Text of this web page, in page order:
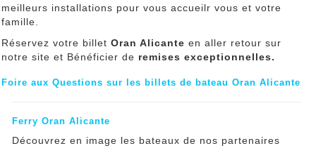
meilleurs installations pour vous accueilr vous et votre
famille.
Réservez votre billet Oran Alicante en aller retour sur
notre site et Bénéficier de remises exceptionnelles.
Foire aux Questions sur les billets de bateau Oran Alicante
Ferry Oran Alicante
Découvrez en image les bateaux de nos partenaires